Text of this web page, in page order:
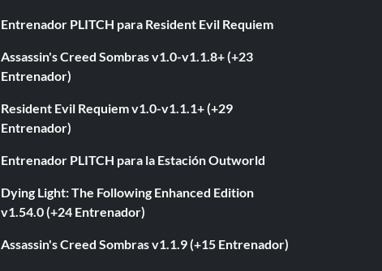
Entrenador PLITCH para Resident Evil Requiem
Assassin's Creed Sombras v1.0-v1.1.8+ (+23
Entrenador)
Resident Evil Requiem v1.0-v1.1.1+ (+29
Entrenador)
Entrenador PLITCH para la Estación Outworld
Dying Light: The Following Enhanced Edition
v1.54.0 (+24 Entrenador)
Assassin's Creed Sombras v1.1.9 (+15 Entrenador)